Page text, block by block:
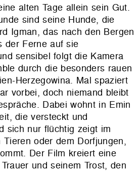
alten Tage allein sein Gut.
sind seine Hunde, die
Igman, das nach den Bergen
der Ferne auf sie
sensibel folgt die Kamera
durch die besonders rauen
Herzegowina. Mal spaziert
vorbei, doch niemand bleibt
Dabei wohnt in Emin
die versteckt und
sich nur flüchtig zeigt im
oder dem Dorfjungen,
Der Film kreiert eine
und seinem Trost, den